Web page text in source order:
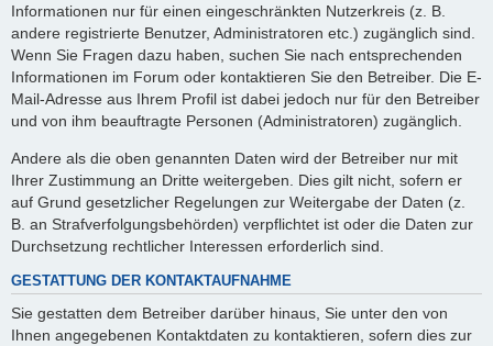
Informationen nur für einen eingeschränkten Nutzerkreis (z. B.
andere registrierte Benutzer, Administratoren etc.) zugänglich sind.
Wenn Sie Fragen dazu haben, suchen Sie nach entsprechenden
Informationen im Forum oder kontaktieren Sie den Betreiber. Die E-
Mail-Adresse aus Ihrem Profil ist dabei jedoch nur für den Betreiber
und von ihm beauftragte Personen (Administratoren) zugänglich.
Andere als die oben genannten Daten wird der Betreiber nur mit
Ihrer Zustimmung an Dritte weitergeben. Dies gilt nicht, sofern er
auf Grund gesetzlicher Regelungen zur Weitergabe der Daten (z.
B. an Strafverfolgungsbehörden) verpflichtet ist oder die Daten zur
Durchsetzung rechtlicher Interessen erforderlich sind.
GESTATTUNG DER KONTAKTAUFNAHME
Sie gestatten dem Betreiber darüber hinaus, Sie unter den von
Ihnen angegebenen Kontaktdaten zu kontaktieren, sofern dies zur